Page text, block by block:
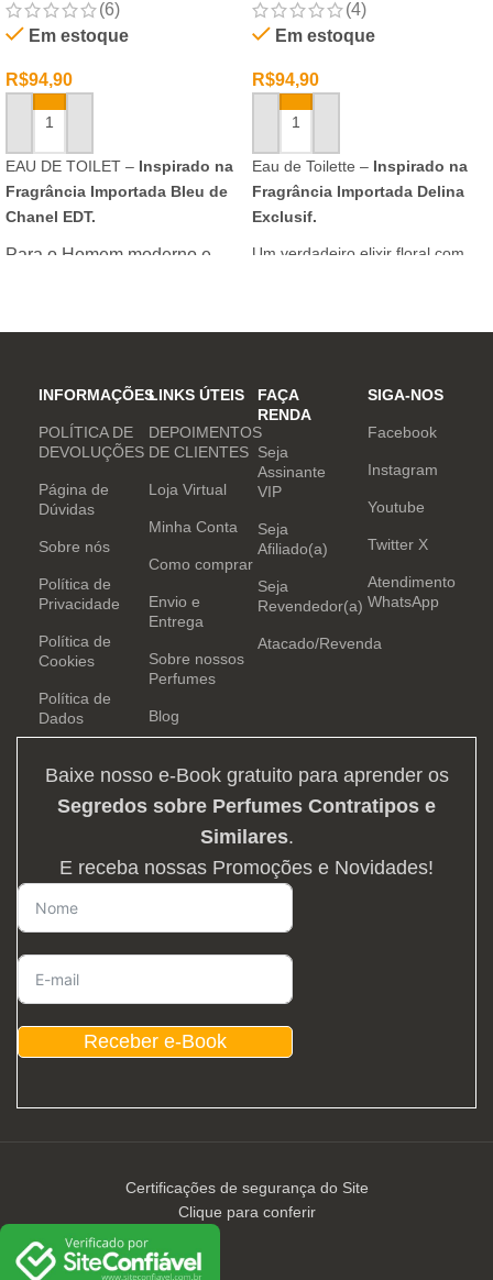
(6)
Em estoque
R$94,90
ADICIONAR AO CARRINHO
EAU DE TOILET – Inspirado na
Fragrância Importada Bleu de
Chanel EDT.
Para o Homem moderno e
inovar sempre, provocando
e determinação.
(4)
Em estoque
R$94,90
ADICIONAR AO CARRINHO
Eau de Toilette – Inspirado na
Fragrância Importada Delina
Exclusif.
Um verdadeiro elixir floral com
INFORMAÇÕES
POLÍTICA DE
DEVOLUÇÕES
Página de
Dúvidas
Sobre nós
Política de
Privacidade
Política de
Cookies
Política de
Dados
LINKS ÚTEIS
DEPOIMENTOS
DE CLIENTES
Loja Virtual
Minha Conta
Como comprar
Envio e
Entrega
Sobre nossos
Perfumes
Blog
FAÇA
RENDA
Seja
Assinante
VIP
Seja
Afiliado(a)
Seja
Revendedor(a)
Atacado/Revenda
SIGA-NOS
Facebook
Instagram
Youtube
Twitter X
Atendimento
WhatsApp
Baixe nosso e-Book gratuito para aprender os
Segredos sobre Perfumes Contratipos e
Similares.
E receba nossas Promoções e Novidades!
Receber e-Book
Certificações de segurança do Site
Clique para conferir